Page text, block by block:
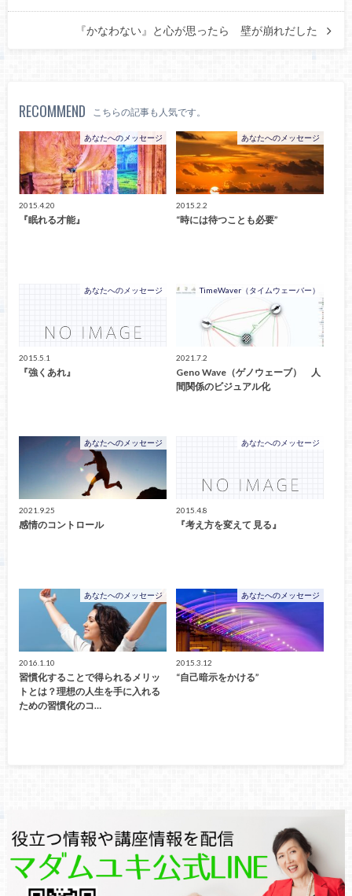
『かなわない』と心が思ったら 壁が崩れだした
RECOMMEND こちらの記事も人気です。
あなたへのメッセージ
2015.4.20
『眠れる才能』
あなたへのメッセージ
2015.2.2
“時には待つことも必要”
あなたへのメッセージ
2015.5.1
『強くあれ』
TimeWaver（タイムウェーバー）
2021.7.2
Geno Wave（ゲノウェーブ） 人
間関係のビジュアル化
あなたへのメッセージ
2021.9.25
感情のコントロール
あなたへのメッセージ
2015.4.8
『考え方を変えて 見る』
あなたへのメッセージ
2016.1.10
習慣化することで得られるメリッ
トとは？理想の人生を手に入れる
ための習慣化のコ…
あなたへのメッセージ
2015.3.12
“自己暗示をかける”